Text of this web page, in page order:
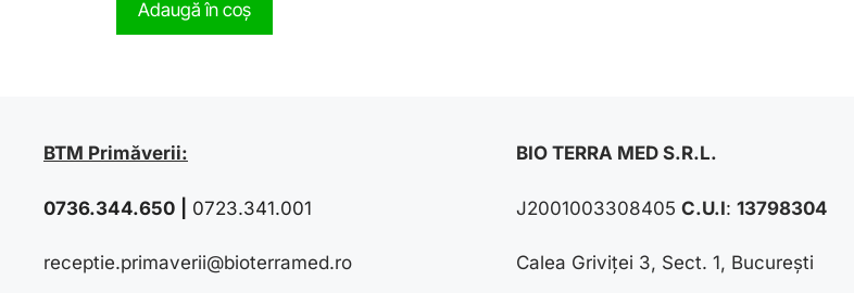
o
5
Adaugă în coș
BTM Primăverii:
0736.344.650 0723.341.001
receptie.primaverii@bioterramed.ro
BIO TERRA MED S.R.L.
J2001003308405 C.U.I: 13798304
Calea Griviței 3, Sect. 1, București